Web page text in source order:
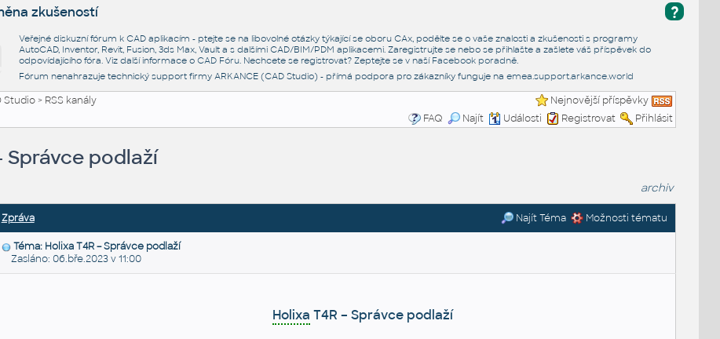
?
zkušeností
Veřejné diskuzní fórum k CAD aplikacím - ptejte se na libovolné otázky týkající se oboru CAx, podělte se o vaše znalosti a zkušenosti s programy
AutoCAD, Inventor, Revit, Fusion, 3ds Max, Vault a s dalšími CAD/BIM/PDM aplikacemi. Zaregistrujte se nebo se přihlašte a zašlete váš příspěvek do
odpovídajícího fóra. Viz další informace o CAD Fóru. Nechcete se registrovat? Zeptejte se v naší Facebook poradně.
Fórum nenahrazuje technický support firmy ARKANCE (CAD Studio) - přímá podpora pro zákazníky funguje na emea.support.arkance.world
Studio> RSS kanály
Nejnovější příspěvky
FAQ
Najít Události Registrovat Přihlásit
Správce podlaží
archiv
Zpráva Najít Téma Možnosti tématu
Téma: Holixa T4R – Správce podlaží
Zasláno: 06.bře.2023 v 11:00
Holixa T4R – Správce podlaží